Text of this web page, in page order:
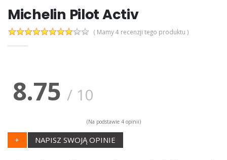
Michelin Pilot Activ
( Mamy 4 recenzji tego produktu )
8.75 / 10
(Na podstawie 4opinii)
+ NAPISZ SWOJĄ OPINIE